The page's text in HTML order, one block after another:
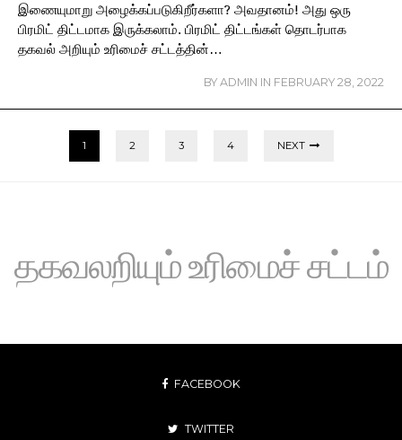
இணையுமாறு அழைக்கப்படுகிறீர்களா? அவதானம்! அது ஒரு
பிரமிட் திட்டமாக இருக்கலாம். பிரமிட் திட்டங்கள் தொடர்பாக
தகவல் அறியும் உரிமைச் சட்டத்தின்…
BY ADMIN IN FEBRUARY 28, 2022
1 2 3 4 NEXT
தகவலறியும் உரிமைச் சட்டம்
FACEBOOK
TWITTER